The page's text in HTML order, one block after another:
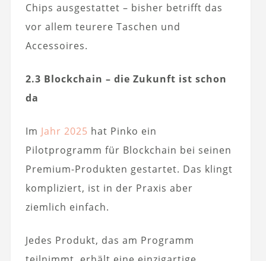
Chips ausgestattet – bisher betrifft das
vor allem teurere Taschen und
Accessoires.
2.3 Blockchain – die Zukunft ist schon
da
Im Jahr 2025 hat Pinko ein
Pilotprogramm für Blockchain bei seinen
Premium-Produkten gestartet. Das klingt
kompliziert, ist in der Praxis aber
ziemlich einfach.
Jedes Produkt, das am Programm